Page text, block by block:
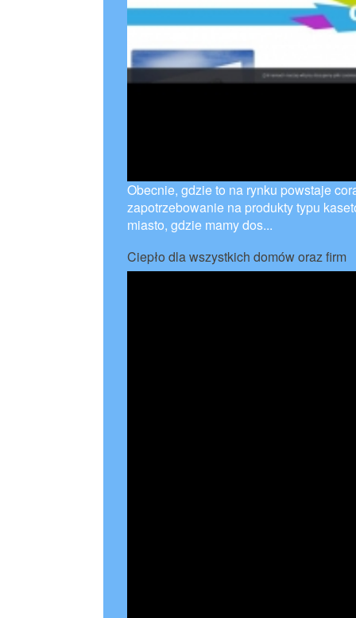
Obecnie, gdzie to na rynku powstaje
zapotrzebowanie na produkty typu
miasto, gdzie mamy dos...
Ciepło dla wszystkich domów oraz firm